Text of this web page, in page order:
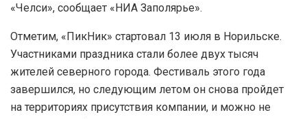
«Челси», сообщает «НИА Заполярье».
Отметим, «ПикНик» стартовал 13 июля в Норильске.
Участниками праздника стали более двух тысяч
жителей северного города. Фестиваль этого года
завершился, но следующим летом он снова пройдет
на территориях присутствия компании, и можно не